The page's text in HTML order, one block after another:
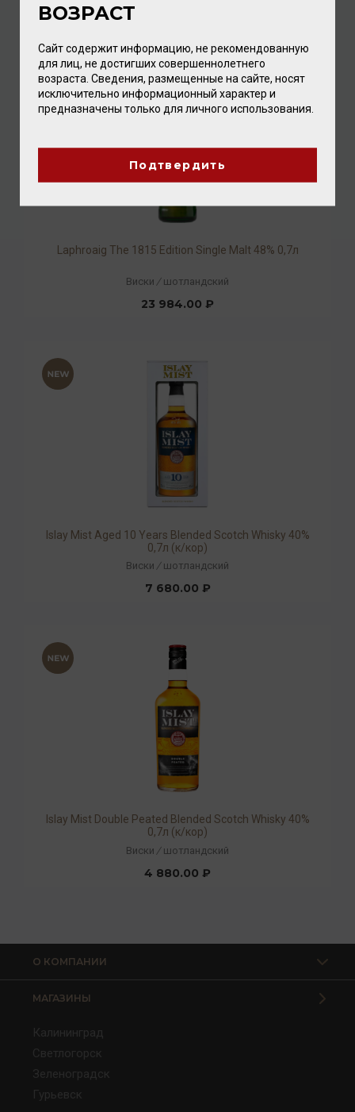
Laphroaig The 1815 Edition Single Malt 48% 0,7л
Виски / шотландский
23 984.00 ₽
Islay Mist Aged 10 Years Blended Scotch Whisky 40%
0,7л (к/кор)
Виски / шотландский
7 680.00 ₽
Islay Mist Double Peated Blended Scotch Whisky 40%
0,7л (к/кор)
Виски / шотландский
4 880.00 ₽
О КОМПАНИИ
МАГАЗИНЫ
Калининград
Светлогорск
Зеленоградск
Гурьевск
ВОЗРАСТ
Сайт содержит информацию, не рекомендованную
для лиц, не достигших совершеннолетнего
возраста. Сведения, размещенные на сайте, носят
исключительно информационный характер и
предназначены только для личного использования.
Подтвердить